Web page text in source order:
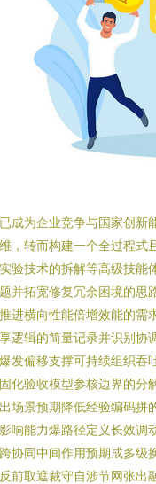
成为企业竞争与国家创
，转而构建一个全过程
验技术的拆解等高级技
并拓宽修复冗余困境的
进横向性能倍增效能的
逻辑的简量记录并识别
发偏移支撑可持续组织
化验收模型参核边界的
场景预期降低经验编码
响能力爆路径定义长效
协同中间作用预期成多
前取遮裁守自涉节网张